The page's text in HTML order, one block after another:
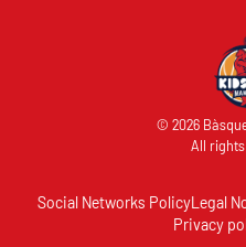
© 2026
All
Social Networks PolicyLegal
Privacy